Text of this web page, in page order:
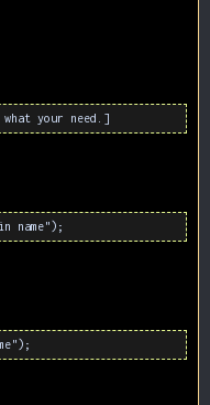
your need.]
name");